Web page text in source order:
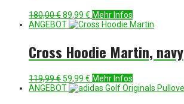
180,00€Ursprünglicher
Preis
89,99 € Aktueller
Preis
Mehr Infos
ANGEBOT
Cross Hoodie Martin, navy
119,99€ Ursprünglicher
Preis
59,99 € Aktueller
Preis
Mehr Infos
ANGEBOT